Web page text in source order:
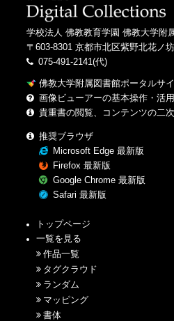
学校法人 佛教教育学園 佛教大学附
〒603-8301 京都市北区紫野北花ノ
075-491-2141(代)
佛教大学附属図書館ポータルサ
画像ビューアーの基本操作・活
貴重書の閲覧、コンテンツの二
推奨ブラウザ
Microsoft Edge 最新版
Firefox 最新版
Google Chrome 最新版
Safari 最新版
トップページ
一覧を見る
作品一覧
タグクラウド
ランダム
マッピング
書体